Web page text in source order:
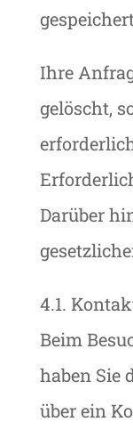
Ihre
gelöscht,
Darüber
4.1.
Beim
haben Sie
über ein